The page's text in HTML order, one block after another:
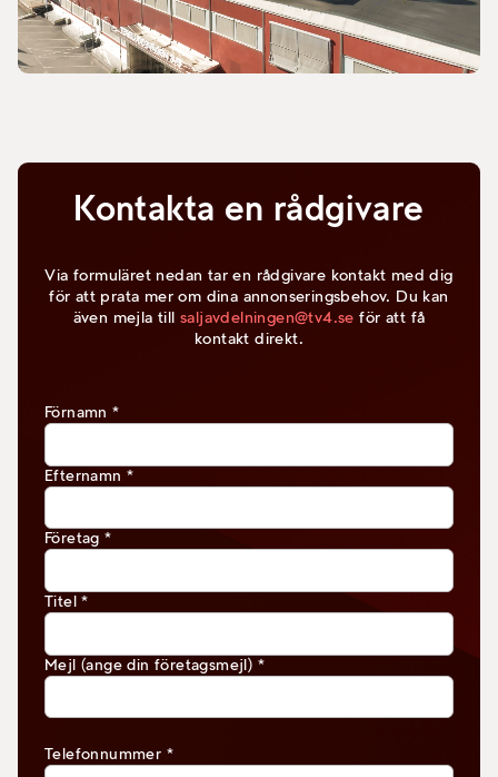
Kontakta en rådgivare
Via formuläret nedan tar en rådgivare kontakt med dig
för att prata mer om dina annonseringsbehov. Du kan
även mejla tillsaljavdelningen@tv4.se för att få
kontakt direkt.
Förnamn *
Efternamn *
Företag *
Titel *
Mejl (ange din företagsmejl) *
Telefonnummer *